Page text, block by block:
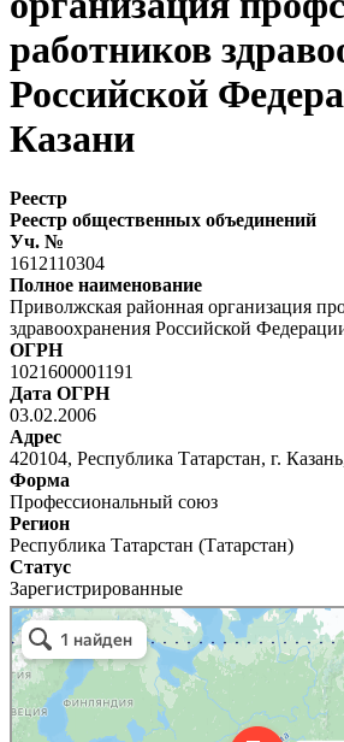
работников
Российской
Казани
Реестр
Реестр общественных объединений
Уч. №
1612110304
Полное наименование
Приволжская районная организация
здравоохранения Российской
ОГРН
1021600001191
Дата ОГРН
03.02.2006
Адрес
420104, Республика Татарстан, г.
Форма
Профессиональный союз
Регион
Республика Татарстан (Татарстан)
Статус
Зарегистрированные